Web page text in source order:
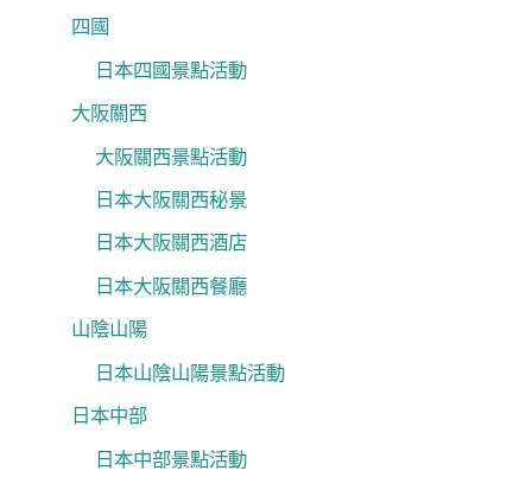
四國
日本四國景點活動
大阪關西
大阪關西景點活動
日本大阪關西秘景
日本大阪關西酒店
日本大阪關西餐廳
山陰山陽
日本山陰山陽景點活動
日本中部
日本中部景點活動